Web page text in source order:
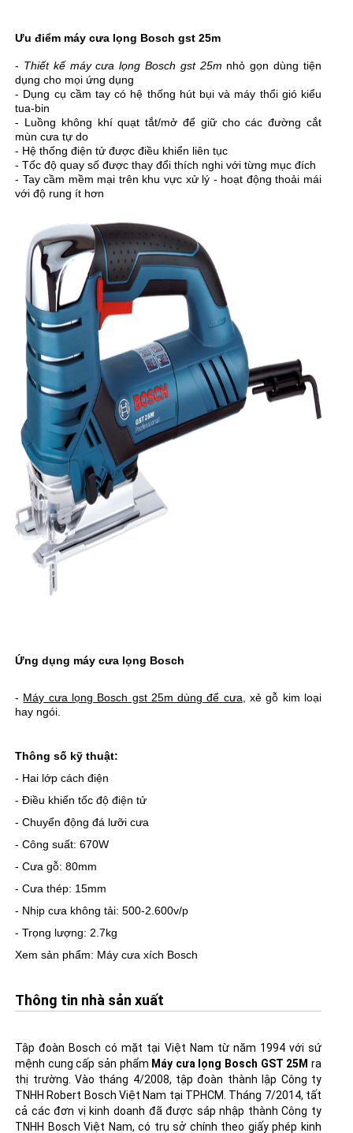
Ưu điểm máy cưa lọng Boschgst 25m
- Thiết kế máy cưa lọng Bosch gst 25m nhỏ gọn dùng tiện
dụng cho mọi ứng dụng
- Dụng cụ cầm taycó hệ thống hút bụi và máy thổi gió kiểu
tua-bin
- Luồng không khí quạt tắt/mở để giữ cho các đường cắt
mùn cưa tự do
- Hệ thống điện tử được điều khiển liên tục
- Tốc độ quay số được thay đổi thích nghi với từng mục đích
- Tay cầm mềm mại trên khu vực xử lý - hoạt động thoải mái
với độ rung ít hơn
Ứng dụng máy cưa lọng Bosch
- Máy cưa lọng Bosch gst 25m dùng để cưa , xẻ gỗ kim loại
hay ngói.
Thông số kỹ thuật:
- Hai lớp cách điện
- Điều khiển tốc độ điện tử
- Chuyển động đá lưỡicưa
- Công suất: 670W
- Cưa gỗ: 80mm
- Cưa thép: 15mm
- Nhịp cưa không tải: 500-2.600v/p
- Trọng lượng: 2.7kg
Xem sản phẩm: Máy cưa xích Bosch
Thông tin nhà sản xuất
Tập đoàn Bosch có mặt tại Việt Nam từ năm 1994 với sứ
mệnh cung cấp sản phẩm Máy cưa lọng Bosch GST 25M ra
thị trường. Vào tháng 4/2008, tập đoàn thành lập Công ty
TNHH Robert Bosch Việt Nam tại TPHCM. Tháng 7/2014, tất
cả các đơn vị kinh doanh đã được sáp nhập thành Công ty
TNHH Bosch Việt Nam, có trụ sở chính theo giấy phép kinh